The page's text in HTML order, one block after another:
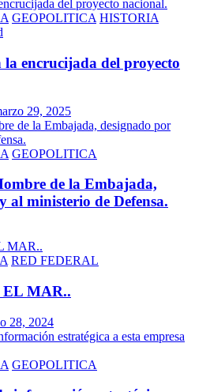
GEOPOLITICA HISTORIA
encrucijada del proyecto
29, 2025
GEOPOLITICA
de la Embajada,
al ministerio de Defensa.
RED FEDERAL
EL MAR..
28, 2024
GEOPOLITICA